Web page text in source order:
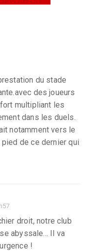
du stade
des joueurs
multipliant les
dans les duels.
notamment vers le
de ce dernier qui
droit, notre club
abyssale... Il va
!